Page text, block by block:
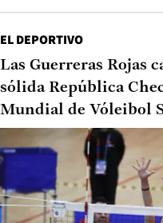
EL DEPORTIVO
Las Guerreras Rojas
sólida República
Mundial de Vóleibol